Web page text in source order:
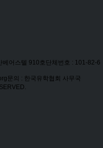
베어스텔 910호 단체번호 : 101-82-6
문의 : 한국유학협회 사무국